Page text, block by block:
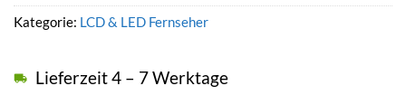
Lieferzeit 4 – 7 Werktage
Kategorie: LCD & LED Fernseher